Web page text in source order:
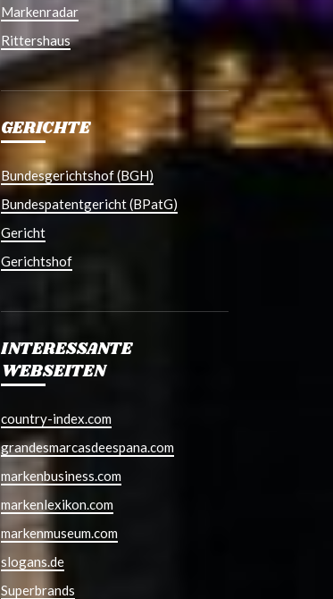
Markenradar
Rittershaus
GERICHTE
Bundesgerichtshof (BGH)
Bundespatentgericht (BPatG)
Gericht
Gerichtshof
INTERESSANTE
WEBSEITEN
country-index.com
grandesmarcasdeespana.com
markenbusiness.com
markenlexikon.com
markenmuseum.com
slogans.de
Superbrands